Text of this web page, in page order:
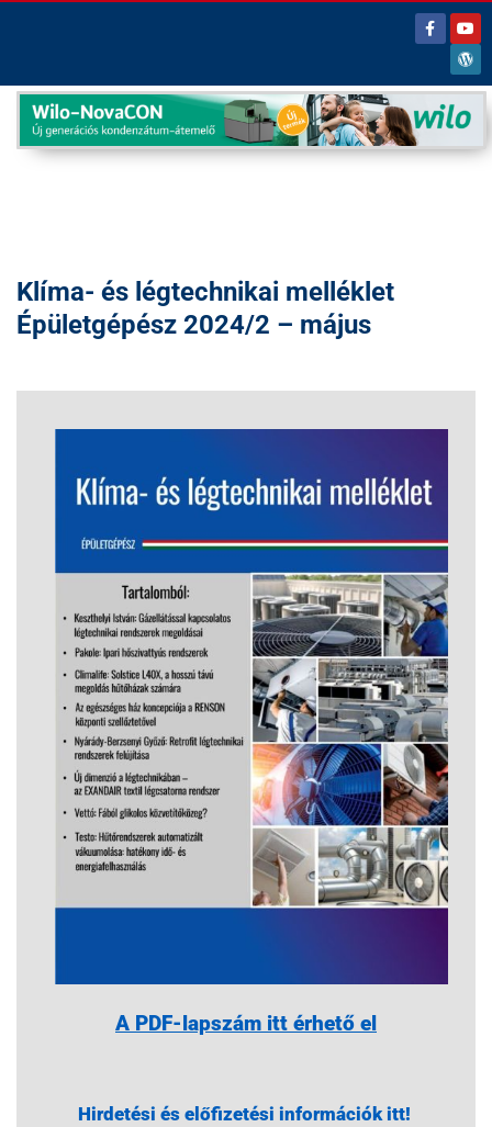
Klíma- és légtechnikai melléklet
Épületgépész 2024/2 – május
A PDF-lapszám itt érhető el
Hirdetési és előfizetési információk itt!